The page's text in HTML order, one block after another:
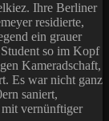
Ihre Berliner
residierte,
ein grauer
so im Kopf
Kameradschaft,
Es war nicht ganz
saniert,
vernünftiger